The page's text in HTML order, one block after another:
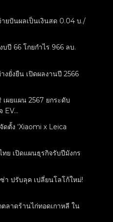
ายปันผลเป็นเงินสด 0.04 บ./
บปี 66 โกยกำไร 966 ลบ.
งยั่งยืน เปิดผลงานปี 2566
เผยแผน 2567 ยกระดับ
EV...
ดตั้ง ‘Xiaomi x Leica
ทย เปิดแผนธุรกิจรับปีมังกร
า ปรับลุค เปลี่ยนโลโก้ใหม่!
ลาดร้านไก่ทอดเกาหลี ใน